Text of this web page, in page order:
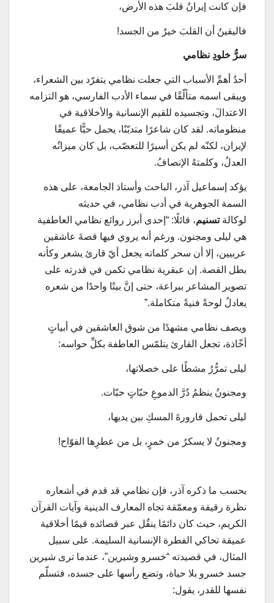
فإن كانت إيرانُ قلبَ هذه الأرض،
فاليقينُ أن القلبَ خيرٌ من الجسد!
سرُّ خلودِ نظامي
أحدُ أهمِّ الأسباب التي جعلت نظامي يتفرّد بين الشعراء،
ويبقى اسمه متألّقًا في سماء الأدب الفارسي، هو التزامه
الاعتدالَ، وتجسيده للقيم الإنسانية والأخلاقية في
منظوماته. لقد كان شاعرًا متديّنًا، يحمل حبًّا عميقًا
لإيران، لكنّه لم يكن أسيرًا للتعصّب، بل كان ميزانُه
العدلُ، وكلمتهُ الإنصافُ.
يؤكد إسماعيل آذر، الباحث وأستاذ الجامعة، على هذه
السمة الجوهرية في أدب نظامي، في حديثه
لوكالةتسنيم، قائلًا: “إحدى أبرز روائع نظامي العاطفية
هي ليلى ومجنون. ورغم أنه يروي فيها قصةَ عاشقين
عربيين، إلا أن سحر كلماته يجعل أيّ قارئ يشعر وكأنه
بطل القصة. إن عبقرية نظامي تكمن في قدرته على
تصوير المشاعر ببراعة، حتى إنَّ بيتًا واحدًا من شعره
يعادلُ لوحةً فنيةً متكاملة.”
ويصف نظامي مشهدًا من شوق العاشقين في أبياتٍ
أخّاذة، تجعل القارئ يتلمّس العاطفة بكلِّ حواسه:
ليلى تمرُّرُ مشطًا على خصلاتها،
ومجنونُ ينظمُ دُرَّ الدموعِ حبّاتٍ حبّات.
ليلى تحمل قارورةَ المسكِ بين يديها،
ومجنونُ لا يسكرُ من خمرٍ، بل من عطرِها الفوّاح!
بحسب ما ذكره آذر، فإن نظامي قد قدم في أشعاره
نظرة رقيقة ومعمّقة تجاه المعارف الدينية وآيات القرآن
الكريم، حيث كان دائمًا ينقُل عبر قصائده قيمًا أخلاقية
عميقة تحاكي الفطرة الإنسانية السليمة. على سبيل
المثال، في قصيدته “خسرو وشيرين”، عندما ترى شيرين
جسد خسرو بلا حياة، وتضع رأسها على جسده، فتسلّم
نفسها للقدر، يقول: